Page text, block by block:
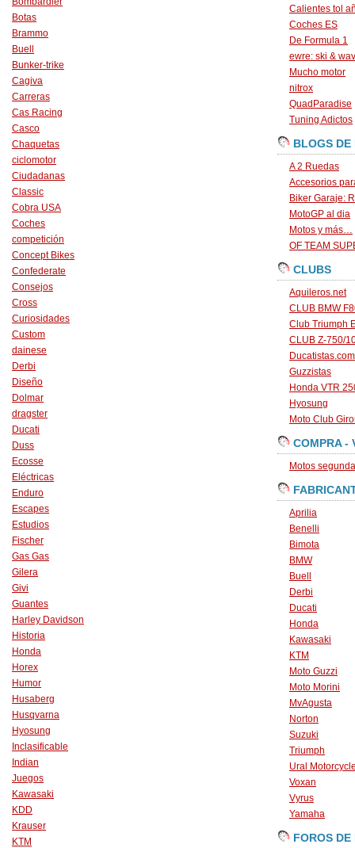
Botas
Brammo
Buell
Bunker-trike
Cagiva
Carreras
Cas Racing
Casco
Chaquetas
ciclomotor
Ciudadanas
Classic
Cobra USA
Coches
competición
Concept Bikes
Confederate
Consejos
Cross
Curiosidades
Custom
dainese
Derbi
Diseño
Dolmar
dragster
Ducati
Duss
Ecosse
Eléctricas
Enduro
Escapes
Estudios
Fischer
Gas Gas
Gilera
Givi
Guantes
Harley Davidson
Historia
Honda
Horex
Humor
Husaberg
Husqvarna
Hyosung
Inclasificable
Indian
Juegos
Kawasaki
KDD
Krauser
KTM
Calientes tol
Coches ES
De Formula 1
ewre: ski &
Mucho motor
nitrox
QuadParadise
Tuning Adictos
BLOGS DE
A 2 Ruedas
Accesorios
Biker Garaje:
MotoGP al dia
Motos y más…
OF TEAM
CLUBS
Aquileros.net
CLUB BMW
Club Triumph
CLUB Z-750/
Ducatistas.com
Guzzistas
Honda VTR
Hyosung
Moto Club
COMPRA -
Motos
Aprilia
Benelli
Bimota
BMW
Buell
Derbi
Ducati
Honda
Kawasaki
KTM
Moto Guzzi
Moto Morini
MvAgusta
Norton
Suzuki
Triumph
Ural
Voxan
Vyrus
Yamaha
FOROS DE